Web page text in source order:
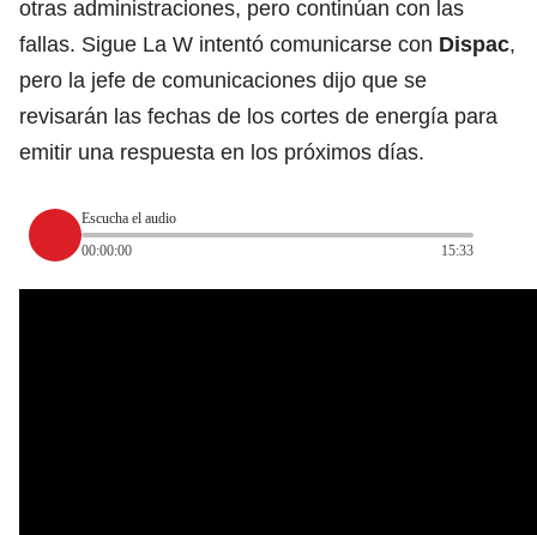
otras administraciones, pero continúan con las
fallas. Sigue La W intentó comunicarse con Dispac,
pero la jefe de comunicaciones dijo que se
revisarán las fechas de los cortes de energía para
emitir una respuesta en los próximos días.
Escucha el audio
00:00:00
15:33